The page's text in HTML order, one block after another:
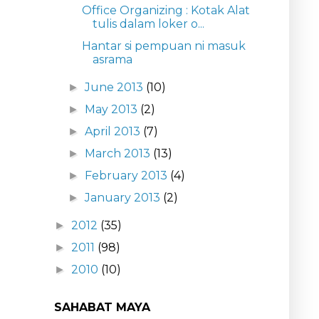
Office Organizing : Kotak Alat
tulis dalam loker o...
Hantar si pempuan ni masuk
asrama
►June 2013 (10)
► May 2013 (2)
► April 2013 (7)
► March 2013 (13)
► February 2013 (4)
►January 2013 (2)
► 2012 (35)
► 2011 (98)
► 2010 (10)
SAHABAT MAYA